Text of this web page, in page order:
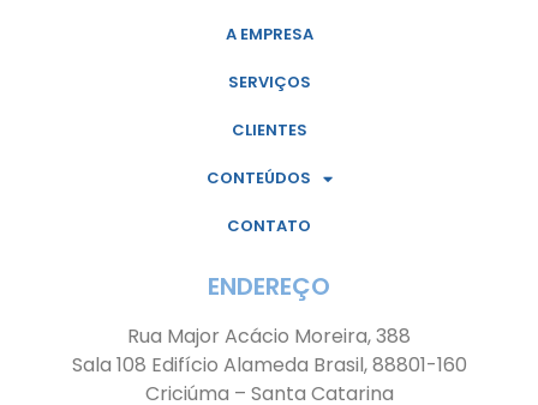
A EMPRESA
SERVIÇOS
CLIENTES
CONTEÚDOS
CONTATO
ENDEREÇO
Rua Major Acácio Moreira, 388
Sala 108 Edifício Alameda Brasil, 88801-160
Criciúma – Santa Catarina